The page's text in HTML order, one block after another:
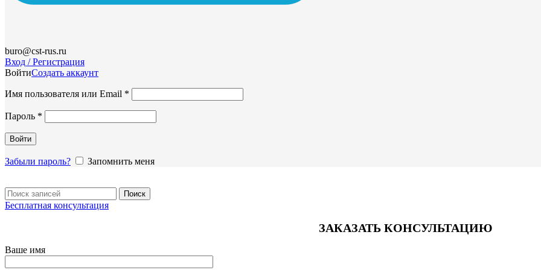
buro@cst-rus.ru
Вход / Регистрация
ВойтиСоздать аккаунт
Имя пользователя или Email *
Пароль *
Войти
Забыли пароль? Запомнить меня
Поиск
Бесплатная консультация
ЗАКАЗАТЬ КОНСУЛЬТАЦИЮ
Ваше имя